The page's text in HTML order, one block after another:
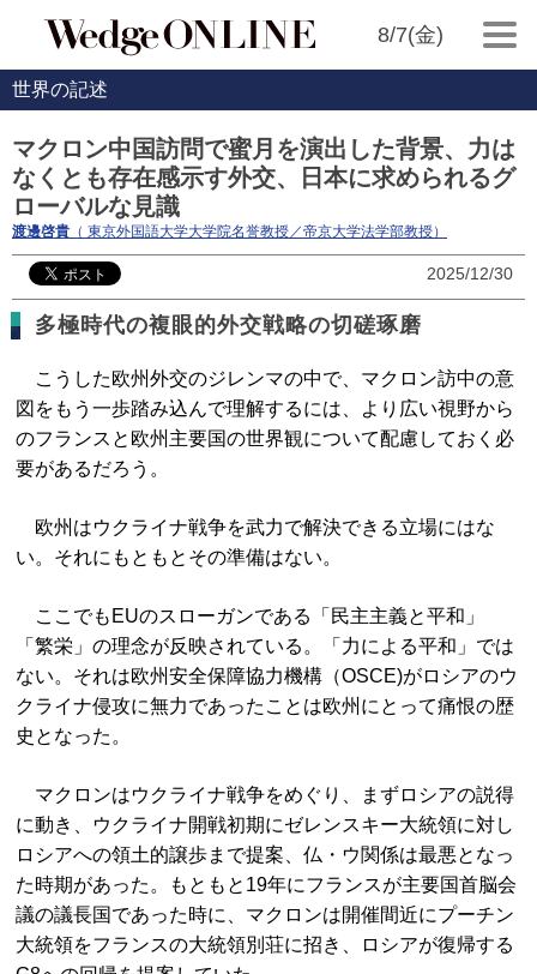
8/7(金)
世界の記述
マクロン中国訪問で蜜月を演出した背景、力は
なくとも存在感示す外交、日本に求められるグ
ローバルな見識
渡邊啓貴 （ 東京外国語大学大学院名誉教授／帝京大学法学部教授）
2025/12/30
多極時代の複眼的外交戦略の切磋琢磨
こうした欧州外交のジレンマの中で、マクロン訪中の意
図をもう一歩踏み込んで理解するには、より広い視野から
のフランスと欧州主要国の世界観について配慮しておく必
要があるだろう。
欧州はウクライナ戦争を武力で解決できる立場にはな
い。それにもともとその準備はない。
ここでもEUのスローガンである「民主主義と平和」
「繁栄」の理念が反映されている。「力による平和」では
ない。それは欧州安全保障協力機構（OSCE)がロシアのウ
クライナ侵攻に無力であったことは欧州にとって痛恨の歴
史となった。
マクロンはウクライナ戦争をめぐり、まずロシアの説得
に動き、ウクライナ開戦初期にゼレンスキー大統領に対し
ロシアへの領土的譲歩まで提案、仏・ウ関係は最悪となっ
た時期があった。もともと19年にフランスが主要国首脳会
議の議長国であった時に、マクロンは開催間近にプーチン
大統領をフランスの大統領別荘に招き、ロシアが復帰する